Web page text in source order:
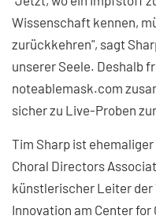
Wissenschaft kennen,
zurückkehren", sagt
unserer Seele. Deshalb
noteablemask.com
sicher zu Live-Proben
Tim Sharp ist
Choral Directors
künstlerischer Leiter der
Innovation am Center